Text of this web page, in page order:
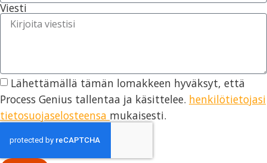
Viesti
Lähettämällä tämän lomakkeen hyväksyt, että
Process Genius tallentaa ja käsittelee. henkilötietojasi
tietosuojaselosteensa mukaisesti.